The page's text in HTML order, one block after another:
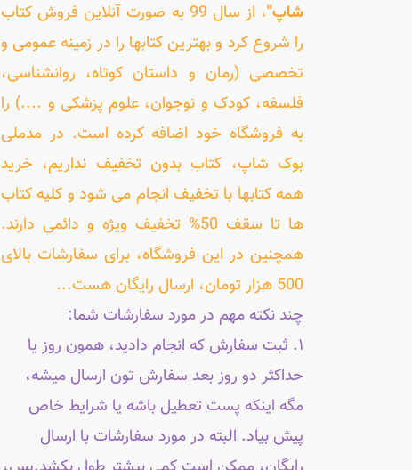
شاپ"
، از سال 99 به صورت آنلاین فروش کتاب
را شروع کرد و بهترین کتابها را در زمینه عمومی و
تخصصی (رمان و داستان کوتاه، روانشناسی،
فلسفه، کودک و نوجوان، علوم پزشکی و ....) را
به فروشگاه خود اضافه کرده است. در مدملی
بوک شاپ، کتاب بدون تخفیف نداریم، خرید
همه کتابها با تخفیف انجام می شود و کلیه کتاب
ها تا سقف 50% تخفیف ویژه و دائمی دارند.
همچنین در این فروشگاه، برای سفارشات بالای
500 هزار تومان، ارسال رایگان هست...
چند نکته مهم در مورد سفارشات شما:
۱. ثبت سفارش که انجام دادید، همون روز یا
حداکثر دو روز بعد سفارش تون ارسال میشه،
مگه اینکه پست تعطیل باشه یا شرایط خاص
پیش بیاد. البته در مورد سفارشات با ارسال